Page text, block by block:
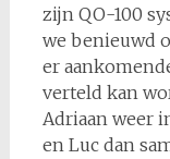
zijn QO-100
we benieuwd
er
verteld kan
Adriaan weer
en Luc dan